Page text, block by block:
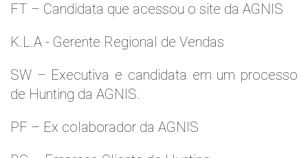
FT – Candidata que acessou o site da AGNIS
K.L.A - Gerente Regional de Vendas
SW – Executiva e candidata em um processo
de Hunting da AGNIS.
PF – Ex colaborador da AGNIS